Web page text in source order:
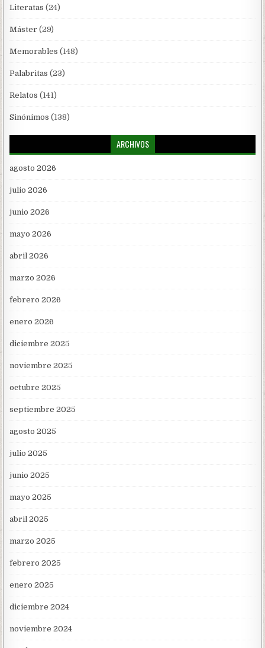
Literatas (24)
Máster (29)
Memorables (148)
Palabritas (23)
Relatos (141)
Sinónimos (138)
ARCHIVOS
agosto 2026
julio 2026
junio 2026
mayo 2026
abril 2026
marzo 2026
febrero 2026
enero 2026
diciembre 2025
noviembre 2025
octubre 2025
septiembre 2025
agosto 2025
julio 2025
junio 2025
mayo 2025
abril 2025
marzo 2025
febrero 2025
enero 2025
diciembre 2024
noviembre 2024